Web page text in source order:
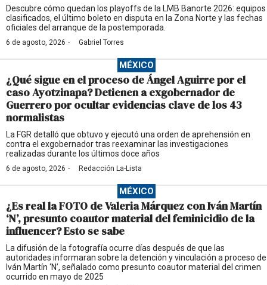
Descubre cómo quedan los playoffs de la LMB Banorte 2026: equipos
clasificados, el último boleto en disputa en la Zona Norte y las fechas
oficiales del arranque de la postemporada.
6 de agosto, 2026 · Gabriel Torres
MÉXICO
¿Qué sigue en el proceso de Ángel Aguirre por el
caso Ayotzinapa? Detienen a exgobernador de
Guerrero por ocultar evidencias clave de los 43
normalistas
La FGR detalló que obtuvo y ejecutó una orden de aprehensión en
contra el exgobernador tras reexaminar las investigaciones
realizadas durante los últimos doce años
6 de agosto, 2026 · Redacción La-Lista
MÉXICO
¿Es real la FOTO de Valeria Márquez con Iván Martín
‘N’, presunto coautor material del feminicidio de la
influencer? Esto se sabe
La difusión de la fotografía ocurre días después de que las
autoridades informaran sobre la detención y vinculación a proceso de
Iván Martín ‘N’, señalado como presunto coautor material del crimen
ocurrido en mayo de 2025